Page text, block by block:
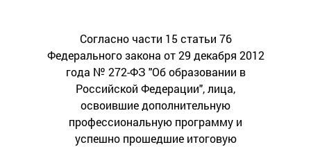
Согласно части 15 статьи 76
Федерального закона от 29 декабря 2012
года № 272-ФЗ "Об образовании в
Российской Федерации", лица,
освоившие дополнительную
профессиональную программу и
успешно прошедшие итоговую